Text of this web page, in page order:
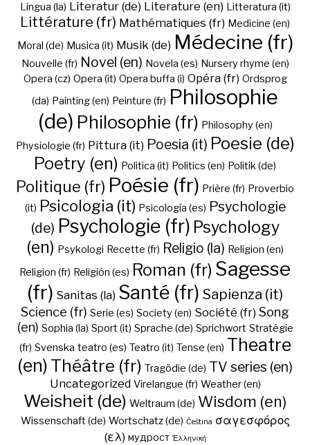
Lingua (la) Literatur (de) Literature (en) Litteratura (it)
Littérature (fr) Mathématiques (fr) Medicine (en)
Moral (de) Musica (it) Musik (de) Médecine (fr)
Nouvelle (fr) Novel (en) Novela (es) Nursery rhyme (en)
Opera (cz) Opera (it) Opera buffa (i) Opéra (fr) Ordsprog
(da) Painting (en) Peinture (fr) Philosophie
(de) Philosophie (fr) Philosophy (en)
Physiologie (fr) Pittura (it) Poesia (it) Poesie (de)
Poetry (en) Politica (it) Politics (en) Politik (de)
Politique (fr) Poésie (fr) Prière (fr) Proverbio
(it) Psicologia (it) Psicología (es) Psychologie
(de) Psychologie (fr) Psychology
(en) Psykologi Recette (fr) Religio (la) Religion (en)
Religion (fr) Religión (es) Roman (fr) Sagesse
(fr) Sanitas (la) Santé (fr) Sapienza (it)
Science (fr) Serie (es) Society (en) Société (fr) Song
(en) Sophia (la) Sport (it) Sprache (de) Sprichwort Stratégie
(fr) Svenska teatro (es) Teatro (it) Tense (en) Theatre
(en) Théâtre (fr) Tragödie (de) TV series (en)
Uncategorized Virelangue (fr) Weather (en)
Weisheit (de) Weltraum (de) Wisdom (en)
Wissenschaft (de) Wortschatz (de) Čeština σαγεσφόρος
(ελ) мудрост Ἑλληνική